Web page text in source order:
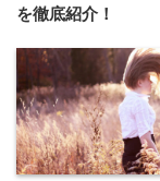
を徹底紹介！